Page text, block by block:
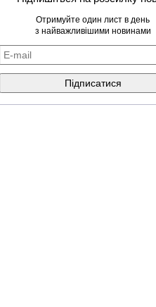
Отримуйте один лист в день
з найважливішими новинами